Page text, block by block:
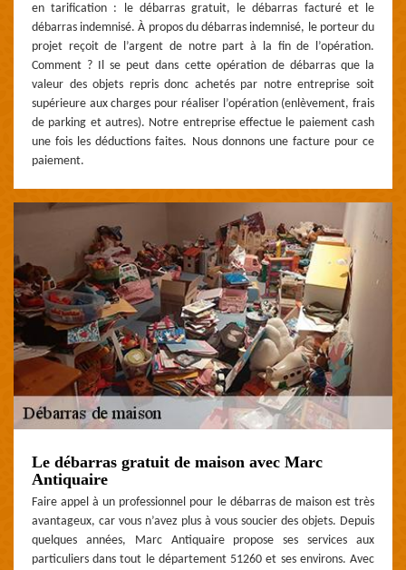
en tarification : le débarras gratuit, le débarras facturé et le
débarras indemnisé. À propos du débarras indemnisé, le porteur du
projet reçoit de l’argent de notre part à la fin de l’opération.
Comment ? Il se peut dans cette opération de débarras que la
valeur des objets repris donc achetés par notre entreprise soit
supérieure aux charges pour réaliser l’opération (enlèvement, frais
de parking et autres). Notre entreprise effectue le paiement cash
une fois les déductions faites. Nous donnons une facture pour ce
paiement.
Le débarras gratuit de maison avec Marc
Antiquaire
Faire appel à un professionnel pour le débarras de maison est très
avantageux, car vous n’avez plus à vous soucier des objets. Depuis
quelques années, Marc Antiquaire propose ses services aux
particuliers dans tout le département 51260 et ses environs. Avec